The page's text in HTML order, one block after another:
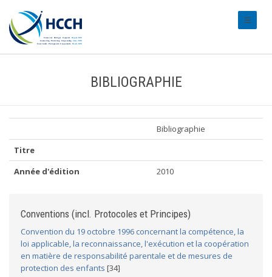
BIBLIOGRAPHIE
Bibliographie
Titre
Année d'édition
2010
Conventions (incl. Protocoles et Principes)
Convention du 19 octobre 1996 concernant la compétence, la
loi applicable, la reconnaissance, l'exécution et la coopération
en matière de responsabilité parentale et de mesures de
protection des enfants [34]